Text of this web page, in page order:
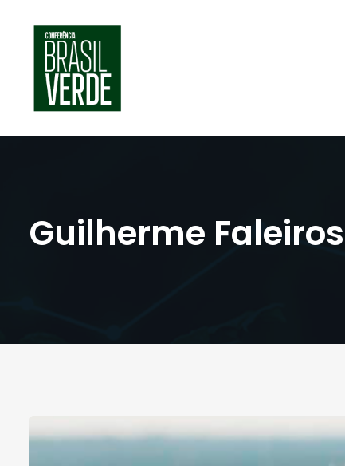
Guilherme Faleiros